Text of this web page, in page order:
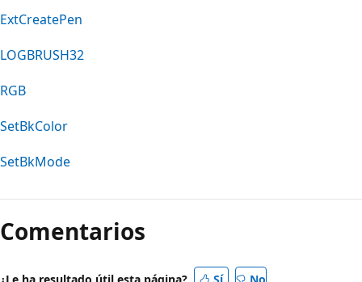
ExtCreatePen
LOGBRUSH32
RGB
SetBkColor
SetBkMode
Comentarios
¿Le ha resultado útil esta página?